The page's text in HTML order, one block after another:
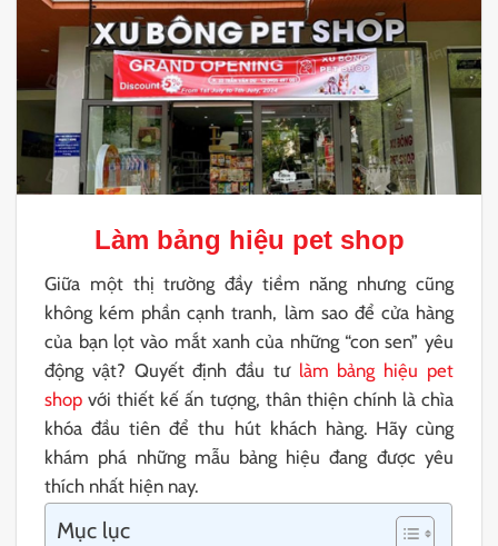
Làm bảng hiệu pet shop
Giữa một thị trường đầy tiềm năng nhưng cũng
không kém phần cạnh tranh, làm sao để cửa hàng
của bạn lọt vào mắt xanh của những “con sen” yêu
động vật? Quyết định đầu tư làm bảng hiệu pet
shop với thiết kế ấn tượng, thân thiện chính là chìa
khóa đầu tiên để thu hút khách hàng. Hãy cùng
khám phá những mẫu bảng hiệu đang được yêu
thích nhất hiện nay.
Mục lục